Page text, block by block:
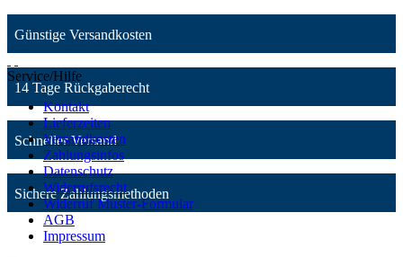
Günstige Versandkosten
14 Tage Rückgaberecht
Schneller Versand
Sichere Zahlungsmethoden
Service/Hilfe
Kontakt
Lieferzeiten
Versandkosten
Zahlungsinfos
Datenschutz
Widerrufsrecht
Widerruf Muster-Formular
AGB
Impressum